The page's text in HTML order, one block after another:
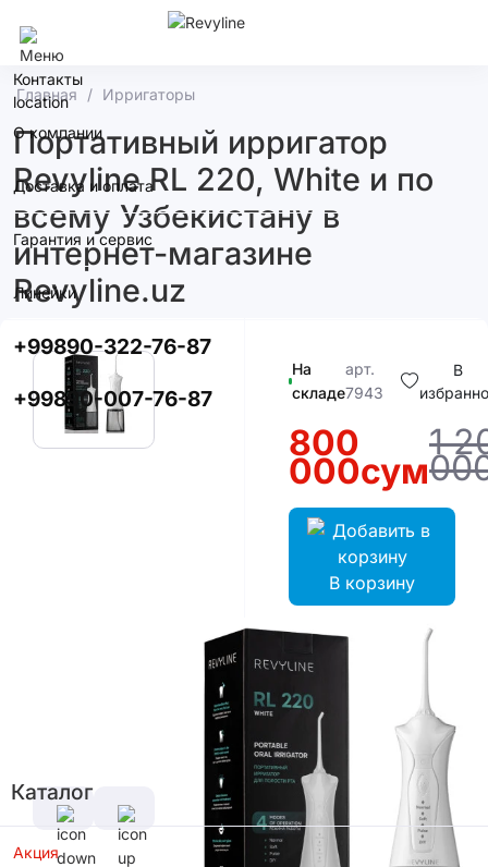
Контакты
О компании
Доставка и оплата
Гарантия и сервис
Линейки
+99890-322-76-87
+99890-007-76-87
Каталог
Акция
Главная Ирригаторы
Портативный ирригатор
Revyline RL 220, White и по
всему Узбекистану в
интернет-магазине
Revyline.uz
На
складе
арт.
7943
В
800
000сум
1
В корзину
Цвет
Характеристики
Емкость
Аккумулятора
1500 мАч
Материал
корпуса